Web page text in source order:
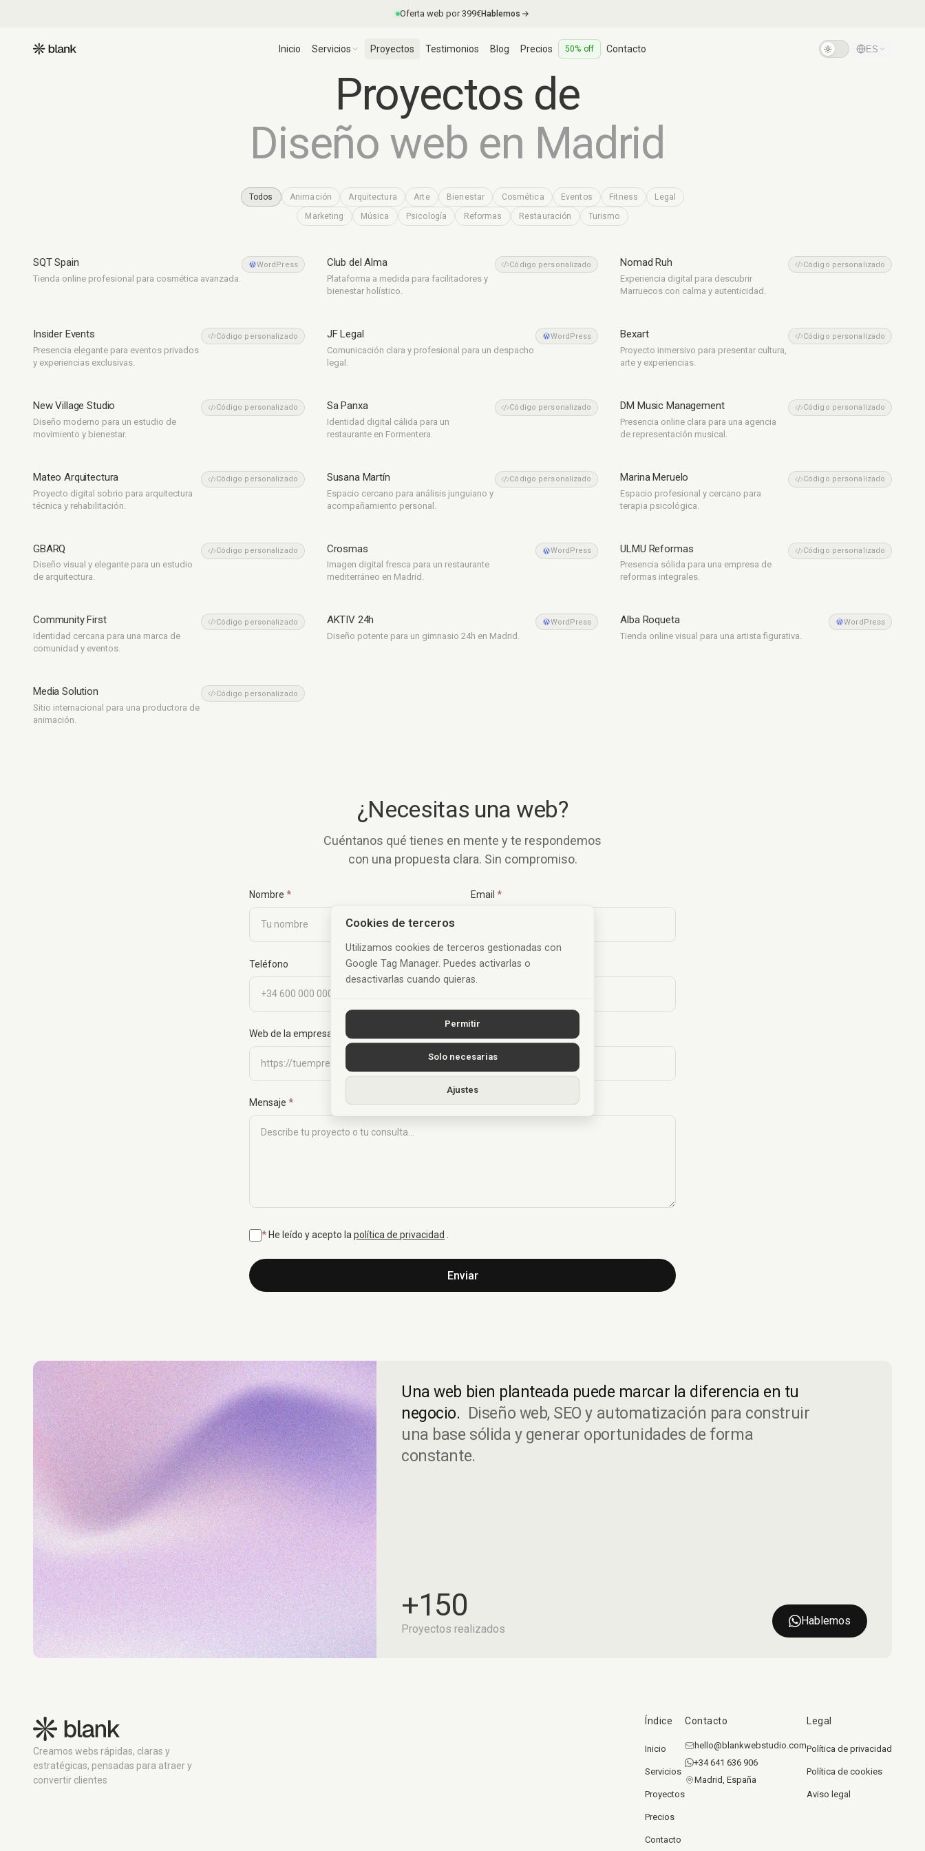
Oferta web por 399€Hablemos
Inicio Servicios Proyectos Testimonios Blog Precios 50% off Contacto ES
Proyectos de
Diseño web en Madrid
Todos Animación Arquitectura Arte Bienestar Cosmética Eventos Fitness Legal
Marketing Música Psicología Reformas Restauración Turismo
Cosmética
SQT Spain
Tienda online profesional para cosmética avanzada.
WordPress Bienestar
Club del Alma
Plataforma a medida para facilitadores y
bienestar holístico.
Código personalizado Turismo
Nomad Ruh
Experiencia digital para descubrir
Marruecos con calma y autenticidad.
Código personalizado
Eventos
Insider Events
Presencia elegante para eventos privados
y experiencias exclusivas.
Código personalizado Legal
JF Legal
Comunicación clara y profesional para un despacho
legal.
WordPress Eventos
Bexart
Proyecto inmersivo para presentar cultura,
arte y experiencias.
Código personalizado
Bienestar
New Village Studio
Diseño moderno para un estudio de
movimiento y bienestar.
Código personalizado Restauración
Sa Panxa
Identidad digital cálida para un
restaurante en Formentera.
Código personalizado Música
DM Music Management
Presencia online clara para una agencia
de representación musical.
Código personalizado
Arquitectura
Mateo Arquitectura
Proyecto digital sobrio para arquitectura
técnica y rehabilitación.
Código personalizado Psicología
Susana Martín
Espacio cercano para análisis junguiano y
acompañamiento personal.
Código personalizado Psicología
Marina Meruelo
Espacio profesional y cercano para
terapia psicológica.
Código personalizado
Arquitectura
GBARQ
Diseño visual y elegante para un estudio
de arquitectura.
Código personalizado Restauración
Crosmas
Imagen digital fresca para un restaurante
mediterráneo en Madrid.
WordPress Reformas
ULMU Reformas
Presencia sólida para una empresa de
reformas integrales.
Código personalizado
Marketing
Community First
Identidad cercana para una marca de
comunidad y eventos.
Código personalizado Fitness
AKTIV 24h
Diseño potente para un gimnasio 24h en Madrid.
WordPress Arte
Alba Roqueta
Tienda online visual para una artista figurativa.
WordPress
Animación
Media Solution
Sitio internacional para una productora de
animación.
Código personalizado
¿Necesitas una web?
Cuéntanos qué tienes en mente y te respondemos
con una propuesta clara. Sin compromiso.
Company name
Nombre * Email *
Teléfono Empresa
Web de la empresa
Mensaje *
* He leído y acepto la política de privacidad
Enviar
Una web bien planteada puede marcar la diferencia en tu
negocio. Diseño web, SEO y automatización para construir
una base sólida y generar oportunidades de forma
constante.
+150
Proyectos realizados
Hablemos
Creamos webs rápidas, claras y
estratégicas, pensadas para atraer y
convertir clientes
Índice
Inicio
Servicios
Proyectos
Precios
Contacto
Contacto
hello@blankwebstudio.com
+34 641 636 906
Madrid, España
Legal
Política de privacidad
Política de cookies
Aviso legal
Cookies de terceros
Utilizamos cookies de terceros gestionadas con
Google Tag Manager. Puedes activarlas o
desactivarlas cuando quieras.
Permitir
Solo necesarias
Ajustes